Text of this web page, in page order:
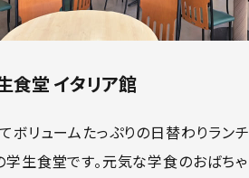
食堂 イタリア館
ボリュームたっぷりの日替わりランチ
生食堂です。元気な学食のおばちゃ